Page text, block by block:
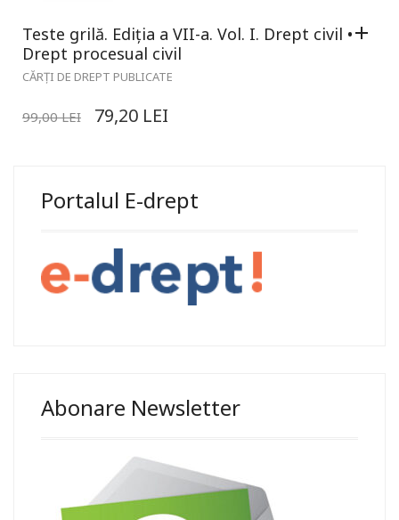
Teste grilă. Ediția a VII-a. Vol. I. Drept civil •
Drept procesual civil
CĂRȚI DE DREPT PUBLICATE
99,00LEI 79,20 LEI
Portalul E-drept
Abonare Newsletter